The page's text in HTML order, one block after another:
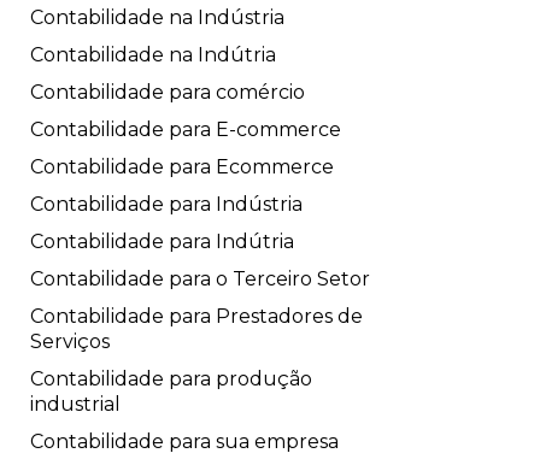
Contabilidade na Indústria
Contabilidade na Indútria
Contabilidade para comércio
Contabilidade para E-commerce
Contabilidade para Ecommerce
Contabilidade para Indústria
Contabilidade para Indútria
Contabilidade para o Terceiro Setor
Contabilidade para Prestadores de
Serviços
Contabilidade para produção
industrial
Contabilidade para sua empresa